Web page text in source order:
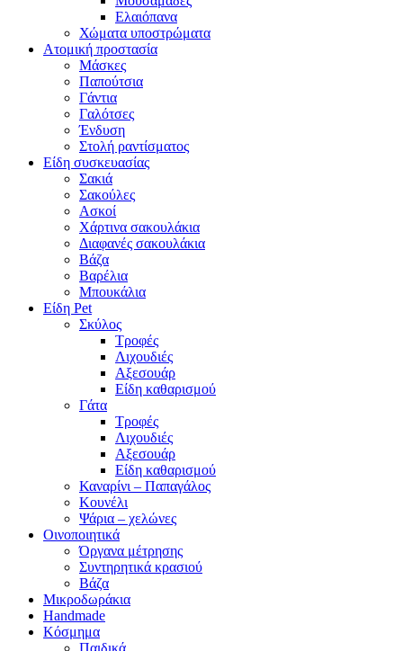
Ελαιόπανα
Χώματα υποστρώματα
Ατομική προστασία
Μάσκες
Παπούτσια
Γάντια
Γαλότσες
Ένδυση
Στολή ραντίσματος
Είδη συσκευασίας
Σακιά
Σακούλες
Ασκοί
Χάρτινα σακουλάκια
Διαφανές σακουλάκια
Βάζα
Βαρέλια
Μπουκάλια
Είδη Pet
Σκύλος
Τροφές
Λιχουδιές
Αξεσουάρ
Είδη καθαρισμού
Γάτα
Τροφές
Λιχουδιές
Αξεσουάρ
Είδη καθαρισμού
Καναρίνι – Παπαγάλος
Κουνέλι
Ψάρια – χελώνες
Οινοποιητικά
Όργανα μέτρησης
Συντηρητικά κρασιού
Βάζα
Μικροδωράκια
Handmade
Κόσμημα
Παιδικά